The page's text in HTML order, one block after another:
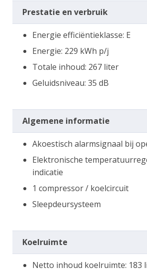
Prestatie en verbruik
Energie efficiëntieklasse: E
Energie: 229 kWh p/j
Totale inhoud: 267 liter
Geluidsniveau: 35 dB
Algemene informatie
Akoestisch alarmsignaal bij
Elektronische
indicatie
1 compressor / koelcircuit
Sleepdeursysteem
Koelruimte
Netto inhoud koelruimte: 183